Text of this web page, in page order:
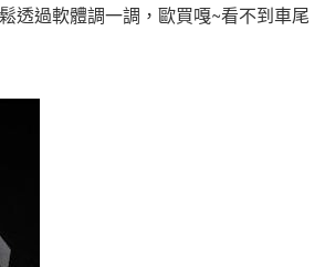
透過軟體調一調，歐買嘎~看不到車尾